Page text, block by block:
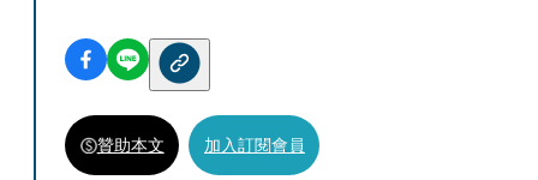
贊助本文 加入訂閱會員